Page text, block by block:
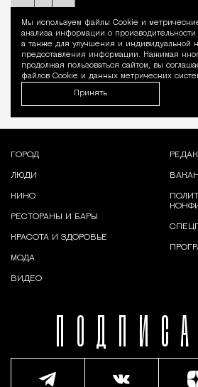
Мы используем файлы Сookie и
анализа информации о производительности
а также для улучшения и индивидуальной
предоставления информации. Нажимая
продолжая пользоваться сайтом, вы
файлов Cookie и данных метрических
Принять
ГОРОД
ЛЮДИ
КИНО
РЕСТОРАНЫ И БАРЫ
КРАСОТА И ЗДОРОВЬЕ
МОДА
ВИДЕО